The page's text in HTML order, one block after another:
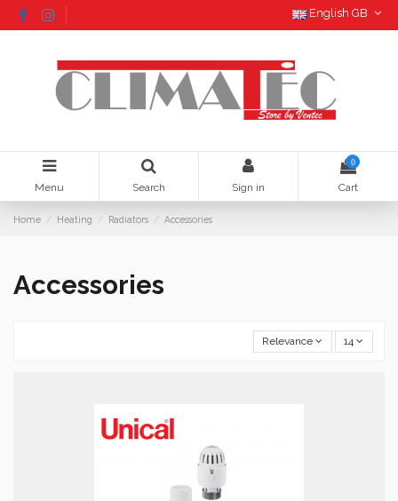
English GB
Menu Search Sign in
0
Cart
Home Heating Radiators Accessories
Accessories
Relevance 14